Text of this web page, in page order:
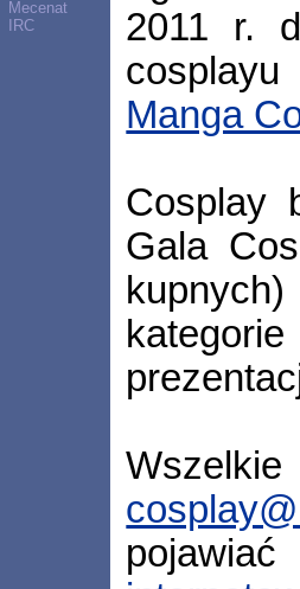
Mecenat
IRC
2011 r.
Manga
Cosplay
Gala